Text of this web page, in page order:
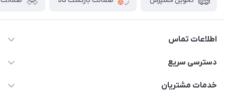
اطلاعات تماس
02136781755
دسترسی سریع
پلنر و دفتر
خدمات مشتریان